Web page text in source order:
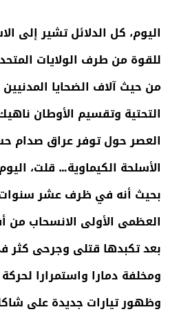
اليوم، كل الدلائل تشير إلى
للقوة من طرف الولايات
من حيث آلاف الضحايا المدنيين
التحتية وتقسيم الأوطان
العصر حول توفر عراق صدام
الأسلحة الكيماوية… قلت،
بحيث أنه في ظرف عشر
العظمى الأولى الانسحاب من
بعد تكبدها قتلى وجرحى
ومخلفة دمارا واستمرارا
وظهور تيارات جديدة على